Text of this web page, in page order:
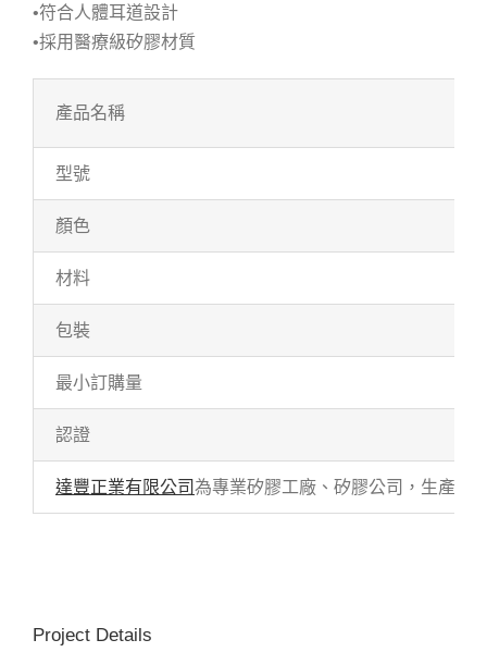
•符合人體耳道設計
•採用醫療級矽膠材質
產品名稱
型號
顏色
材料
包裝
最小訂購量
認證
達豐正業有限公司為專業矽膠工廠、矽膠公司，生產各
Project Details